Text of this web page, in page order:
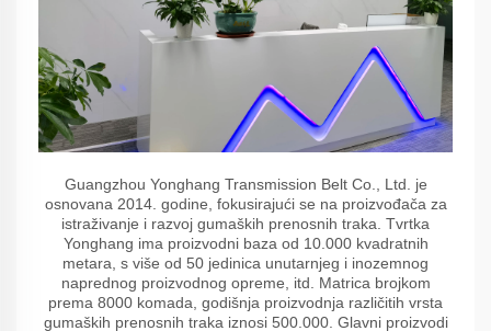
Guangzhou Yonghang Transmission Belt Co., Ltd. je
osnovana 2014. godine, fokusirajući se na proizvođača za
istraživanje i razvoj gumaških prenosnih traka. Tvrtka
Yonghang ima proizvodni baza od 10.000 kvadratnih
metara, s više od 50 jedinica unutarnjeg i inozemnog
naprednog proizvodnog opreme, itd. Matrica brojkom
prema 8000 komada, godišnja proizvodnja različitih vrsta
gumaških prenosnih traka iznosi 500.000. Glavni proizvodi